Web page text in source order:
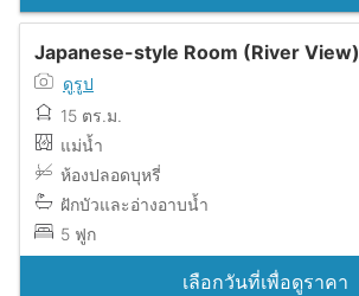
Japanese-style Room (River View)
ดูรูป
15 ตร.ม.
แม่น้ำ
ห้องปลอดบุหรี่
ฝักบัวและอ่างอาบน้ำ
5 ฟูก
เลือกวันที่เพื่อดูราคา